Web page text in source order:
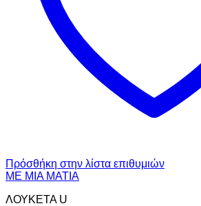
Πρόσθήκη στην λίστα επιθυμιών
ΜΕ ΜΙΑ ΜΑΤΙΑ
ΛΟΥΚΕΤΑ U